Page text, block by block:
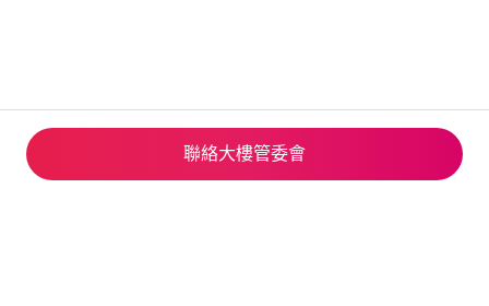
聯絡大樓管委會